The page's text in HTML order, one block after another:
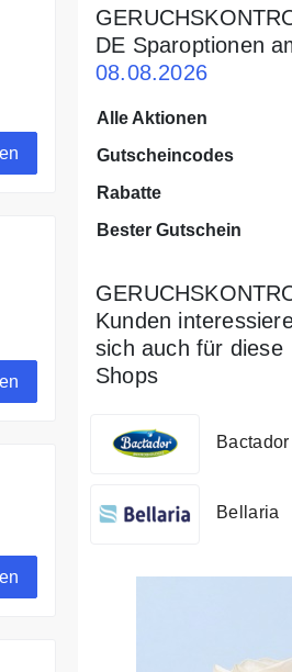
DE Sparoptionen
08.08.2026
Alle Aktionen
Gutscheincodes
Rabatte
Bester Gutschein
Kunden
sich auch für diese
Shops
Bactador
Bellaria